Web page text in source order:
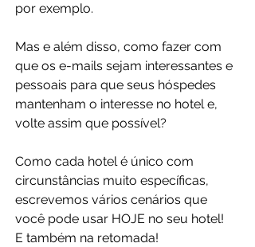
por exemplo.
Mas e além disso, como fazer com
que os e-mails sejam interessantes e
pessoais para que seus hóspedes
mantenham o interesse no hotel e,
volte assim que possível?
Como cada hotel é único com
circunstâncias muito específicas,
escrevemos vários cenários que
você pode usar HOJE no seu hotel!
E também na retomada!